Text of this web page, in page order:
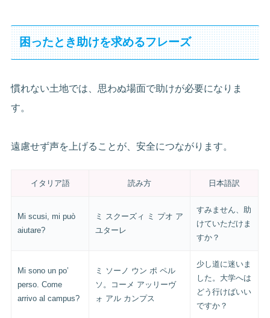
困ったとき助けを求めるフレーズ
慣れない土地では、思わぬ場面で助けが必要になりま
す。
遠慮せず声を上げることが、安全につながります。
イタリア語 読み方 日本語訳
Mi scusi, mi può
aiutare?
ミ スクーズィ ミ プオ ア
ユターレ
すみません、助
けていただけま
すか？
Mi sono un po’
perso. Come
arrivo al campus?
ミ ソーノ ウン ポ ペル
ソ。コーメ アッリーヴ
ォ アル カンプス
少し道に迷いま
した。大学へは
どう行けばいい
ですか？